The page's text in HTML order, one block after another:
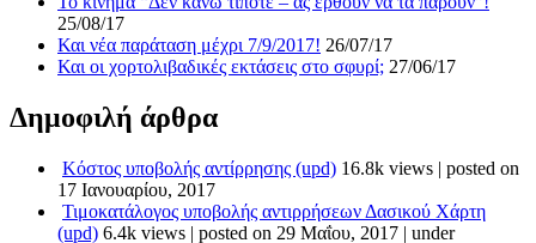
25/08/17
Και νέα παράταση μέχρι 7/9/2017! 26/07/17
Και οι χορτολιβαδικές εκτάσεις στο σφυρί; 27/06/17
Δημοφιλή άρθρα
Κόστος υποβολής αντίρρησης (upd) 16.8k views | posted on
17 Ιανουαρίου, 2017
Τιμοκατάλογος υποβολής αντιρρήσεων Δασικού Χάρτη
(upd) 6.4k views | posted on 29 Μαΐου, 2017 | under